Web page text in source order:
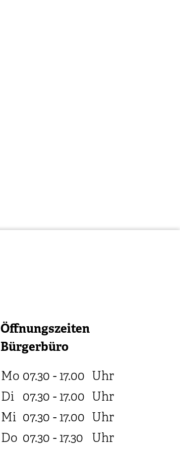
Öffnungszeiten
Bürgerbüro
Mo 07.30 - 17.00 Uhr
Di 07.30 - 17.00 Uhr
Mi 07.30 - 17.00 Uhr
Do 07.30 - 17.30 Uhr